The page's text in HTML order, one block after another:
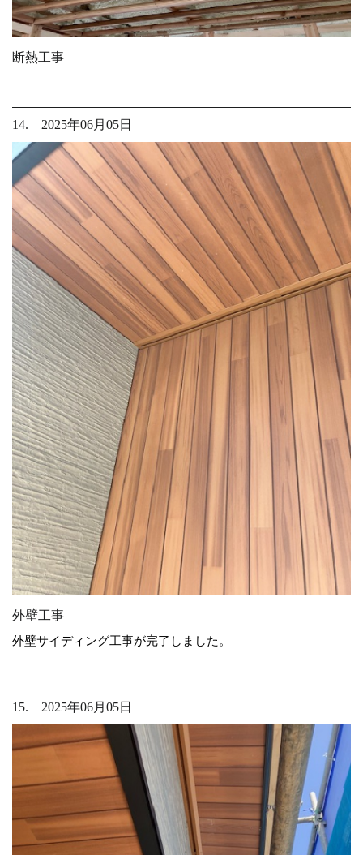
断熱工事
14. 2025年06月05日
外壁工事
外壁サイディング工事が完了しました。
15. 2025年06月05日